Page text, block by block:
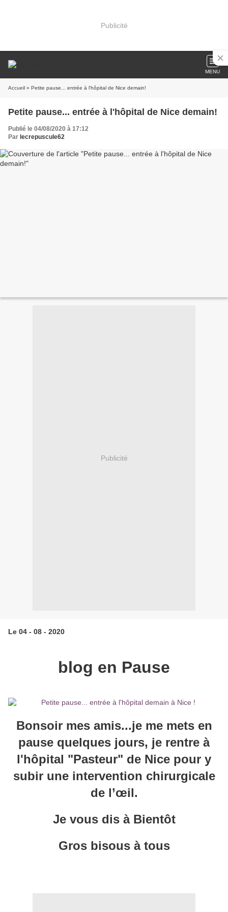
Publicité
MENU
Accueil » Petite pause... entrée à l'hôpital de Nice demain!
Petite pause... entrée à l'hôpital de Nice demain!
Publié le 04/08/2020 à 17:12
Par lecrepuscule62
Publicité
Le 04 - 08 - 2020
blog en Pause
Bonsoir mes amis...je me mets en
pause quelques jours, je rentre à
l'hôpital "Pasteur" de Nice pour y
subir une intervention chirurgicale
de l’œil.
Je vous dis à Bientôt
Gros bisous à tous